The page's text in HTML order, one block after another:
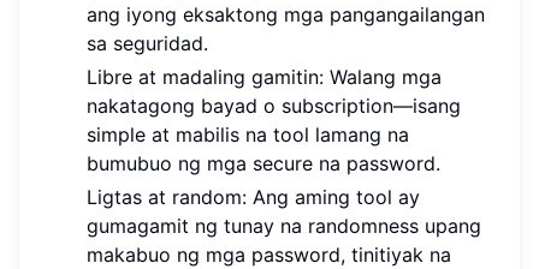
ang iyong eksaktong mga pangangailangan
sa seguridad.
Libre at madaling gamitin: Walang mga
nakatagong bayad o subscription—isang
simple at mabilis na tool lamang na
bumubuo ng mga secure na password.
Ligtas at random: Ang aming tool ay
gumagamit ng tunay na randomness upang
makabuo ng mga password, tinitiyak na